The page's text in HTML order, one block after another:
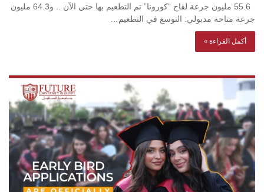
55.6 مليون جرعة لقاح “كورونا” تم التطعيم بها حتي الآن .. و64.3 مليون
جرعة متاحة مدبولي: التوسع في التطعيم…
أكمل القراءة »